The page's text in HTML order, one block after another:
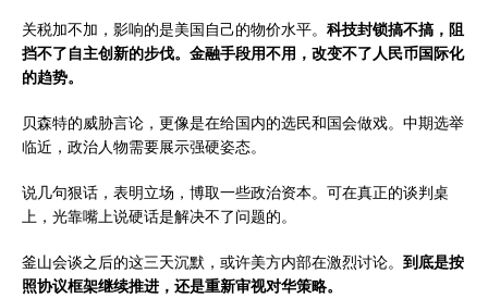
关税加不加，影响的是美国自己的物价水平。 科技封锁搞不搞，阻
挡不了自主创新的步伐。金融手段用不用，改变不了人民币国际化
的趋势。
贝森特的威胁言论，更像是在给国内的选民和国会做戏。中期选举
临近，政治人物需要展示强硬姿态。
说几句狠话，表明立场，博取一些政治资本。可在真正的谈判桌
上，光靠嘴上说硬话是解决不了问题的。
釜山会谈之后的这三天沉默，或许美方内部在激烈讨论。 到底是按
照协议框架继续推进，还是重新审视对华策略。